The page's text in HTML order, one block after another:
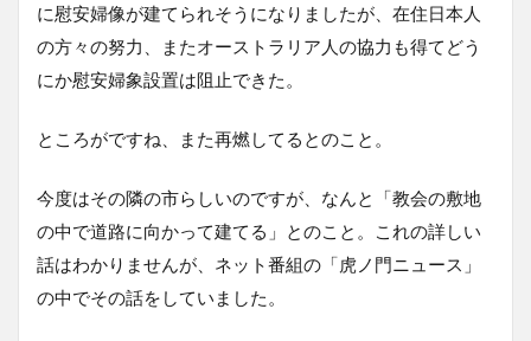
に慰安婦像が建てられそうになりましたが、在住日本人
の方々の努力、またオーストラリア人の協力も得てどう
にか慰安婦象設置は阻止できた。
ところがですね、また再燃してるとのこと。
今度はその隣の市らしいのですが、なんと「教会の敷地
の中で道路に向かって建てる」とのこと。これの詳しい
話はわかりませんが、ネット番組の「虎ノ門ニュース」
の中でその話をしていました。